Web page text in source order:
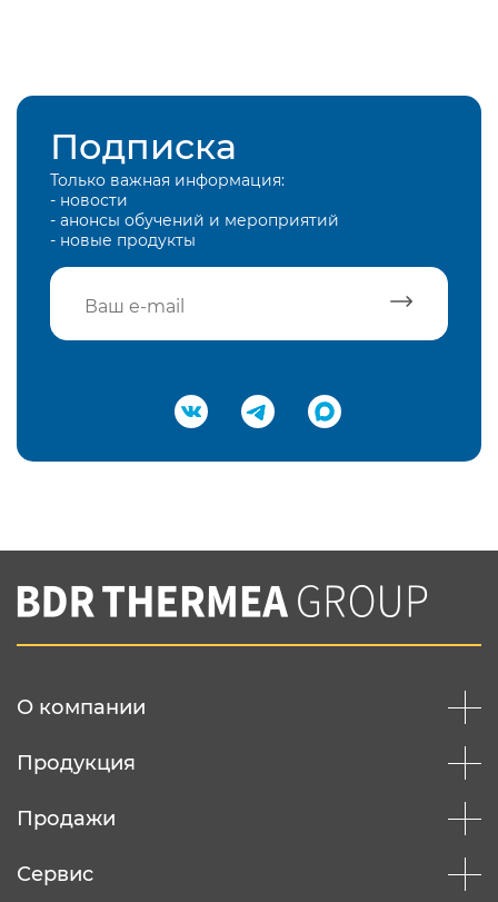
Подписка
Только важная информация:
- новости
- анонсы обучений и мероприятий
- новые продукты
Подтвердить e-mail
Вы соглашаетесь с нашей политикой
конфеденциальности
О компании
Продукция
Продажи
Сервис